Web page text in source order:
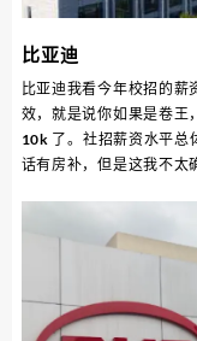
比亚迪
比亚迪我看今年校招的
效，就是说你如果是卷王
10k 了。社招薪资水平总
话有房补，但是这我不太